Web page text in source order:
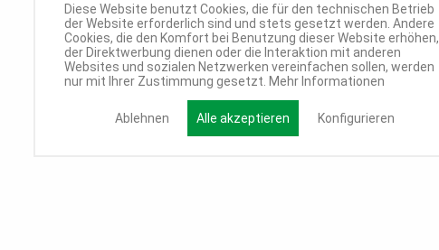
Diese Website benutzt Cookies, die für den technischen Betrieb
der Website erforderlich sind und stets gesetzt werden. Andere
Cookies, die den Komfort bei Benutzung dieser Website erhöhen,
der Direktwerbung dienen oder die Interaktion mit anderen
Websites und sozialen Netzwerken vereinfachen sollen, werden
nur mit Ihrer Zustimmung gesetzt. Mehr Informationen
Ablehnen Alle akzeptieren Konfigurieren